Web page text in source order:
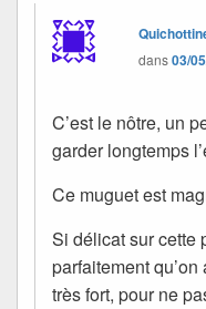
dans03/
C’est le nôtre, un
garder longtemps
Ce muguet est
Si délicat sur cette
parfaitement
très fort, pour ne